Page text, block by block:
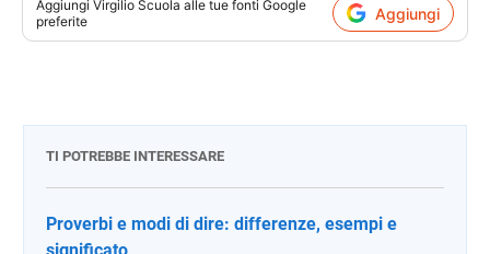
Aggiungi Virgilio Scuola alle tue fonti Google
preferite
Aggiungi
TI POTREBBE INTERESSARE
Proverbi e modi di dire: differenze, esempi e